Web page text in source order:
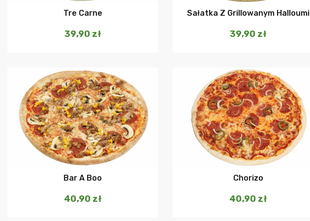
Tre Carne
39,90 zł
Sałatka Z Grillowanym Halloumi
39,90 zł
Dodaj do koszyka
Bar A Boo
40,90 zł
Dodaj do koszyka
Chorizo
40,90 zł